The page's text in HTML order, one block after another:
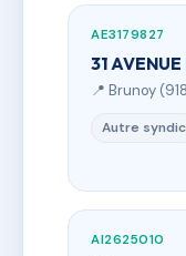
AE3179827
31
📍 Brunoy
Autre syndic
AI2625010